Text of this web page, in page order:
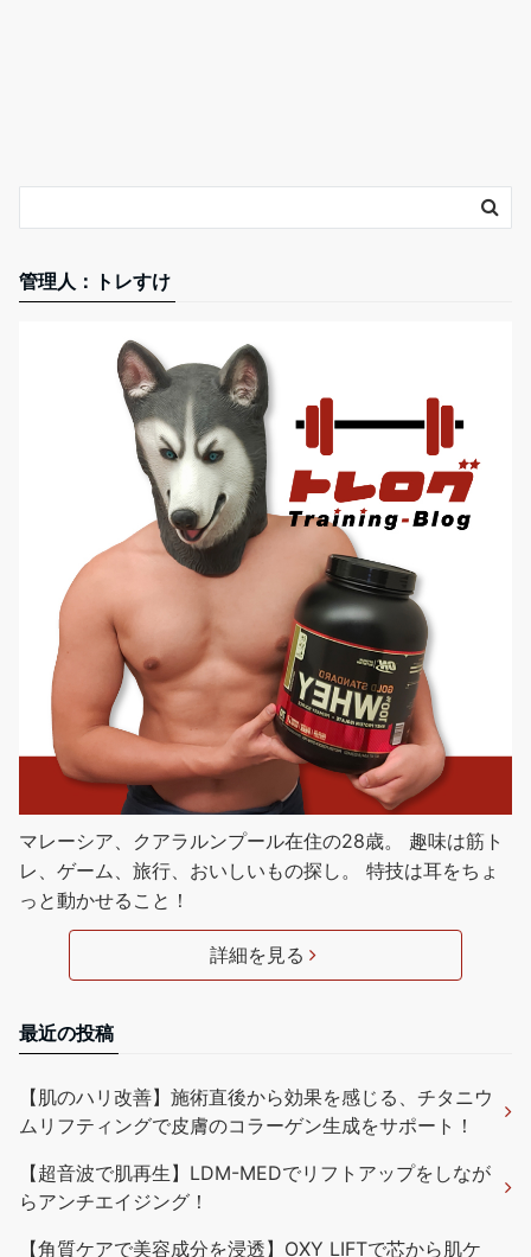
管理人：トレすけ
マレーシア、クアラルンプール在住の28歳。 趣味は筋ト
レ、ゲーム、旅行、おいしいもの探し。 特技は耳をちょ
っと動かせること！
詳細を見る
最近の投稿
【肌のハリ改善】施術直後から効果を感じる、チタニウ
ムリフティングで皮膚のコラーゲン生成をサポート！
【超音波で肌再生】LDM-MEDでリフトアップをしなが
らアンチエイジング！
【角質ケアで美容成分を浸透】OXY LIFTで芯から肌ケ